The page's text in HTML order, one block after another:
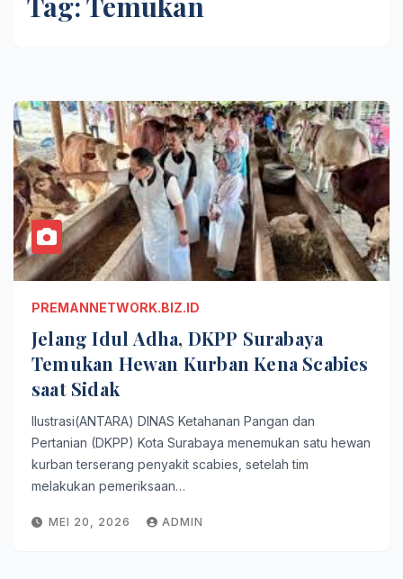
PREMANNETWORK.BIZ.ID
Jelang Idul Adha, DKPP Surabaya
Temukan Hewan Kurban Kena Scabies
saat Sidak
Ilustrasi(ANTARA) DINAS Ketahanan Pangan dan
Pertanian (DKPP) Kota Surabaya menemukan satu hewan
kurban terserang penyakit scabies, setelah tim
melakukan pemeriksaan…
MEI 20, 2026 ADMIN